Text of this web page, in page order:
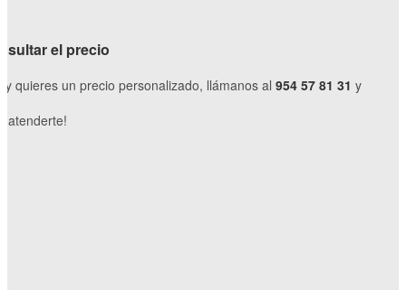
el precio
y quieres un precio personalizado, llámanos al 954 57 81 31 y
atenderte!